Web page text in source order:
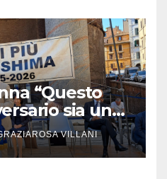
“Questo
sia un
VILLANI